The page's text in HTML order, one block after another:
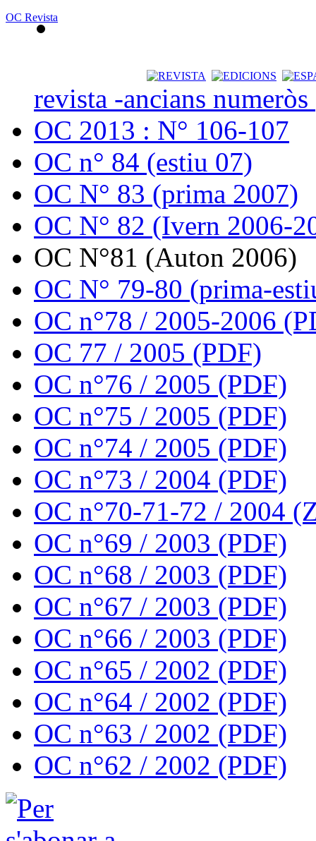
OC Revista
revista -ancians
OC 2013 : N° 106-107
OC n° 84 (estiu 07)
OC N° 83 (prima 2007)
OC N° 82 (Ivern 2006-
OC N°81 (Auton 2006)
OC N° 79-80 (prima-
OC n°78 / 2005-2006
OC 77 / 2005 (PDF)
OC n°76 / 2005 (PDF)
OC n°75 / 2005 (PDF)
OC n°74 / 2005 (PDF)
OC n°73 / 2004 (PDF)
OC n°70-71-72 / 2004
OC n°69 / 2003 (PDF)
OC n°68 / 2003 (PDF)
OC n°67 / 2003 (PDF)
OC n°66 / 2003 (PDF)
OC n°65 / 2002 (PDF)
OC n°64 / 2002 (PDF)
OC n°63 / 2002 (PDF)
OC n°62 / 2002 (PDF)